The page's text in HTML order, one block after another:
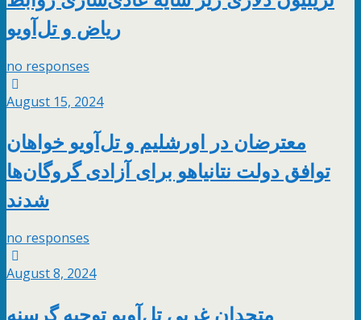
ریاض و تل‌آویو
no responses
August 15, 2024
معترضان در اورشلیم و تل‌آویو خواهان
توافق دولت نتانیاهو برای آزادی گروگان‌ها
شدند
no responses
August 8, 2024
متحدان غربی تل‌آویو توجیه گرسنه